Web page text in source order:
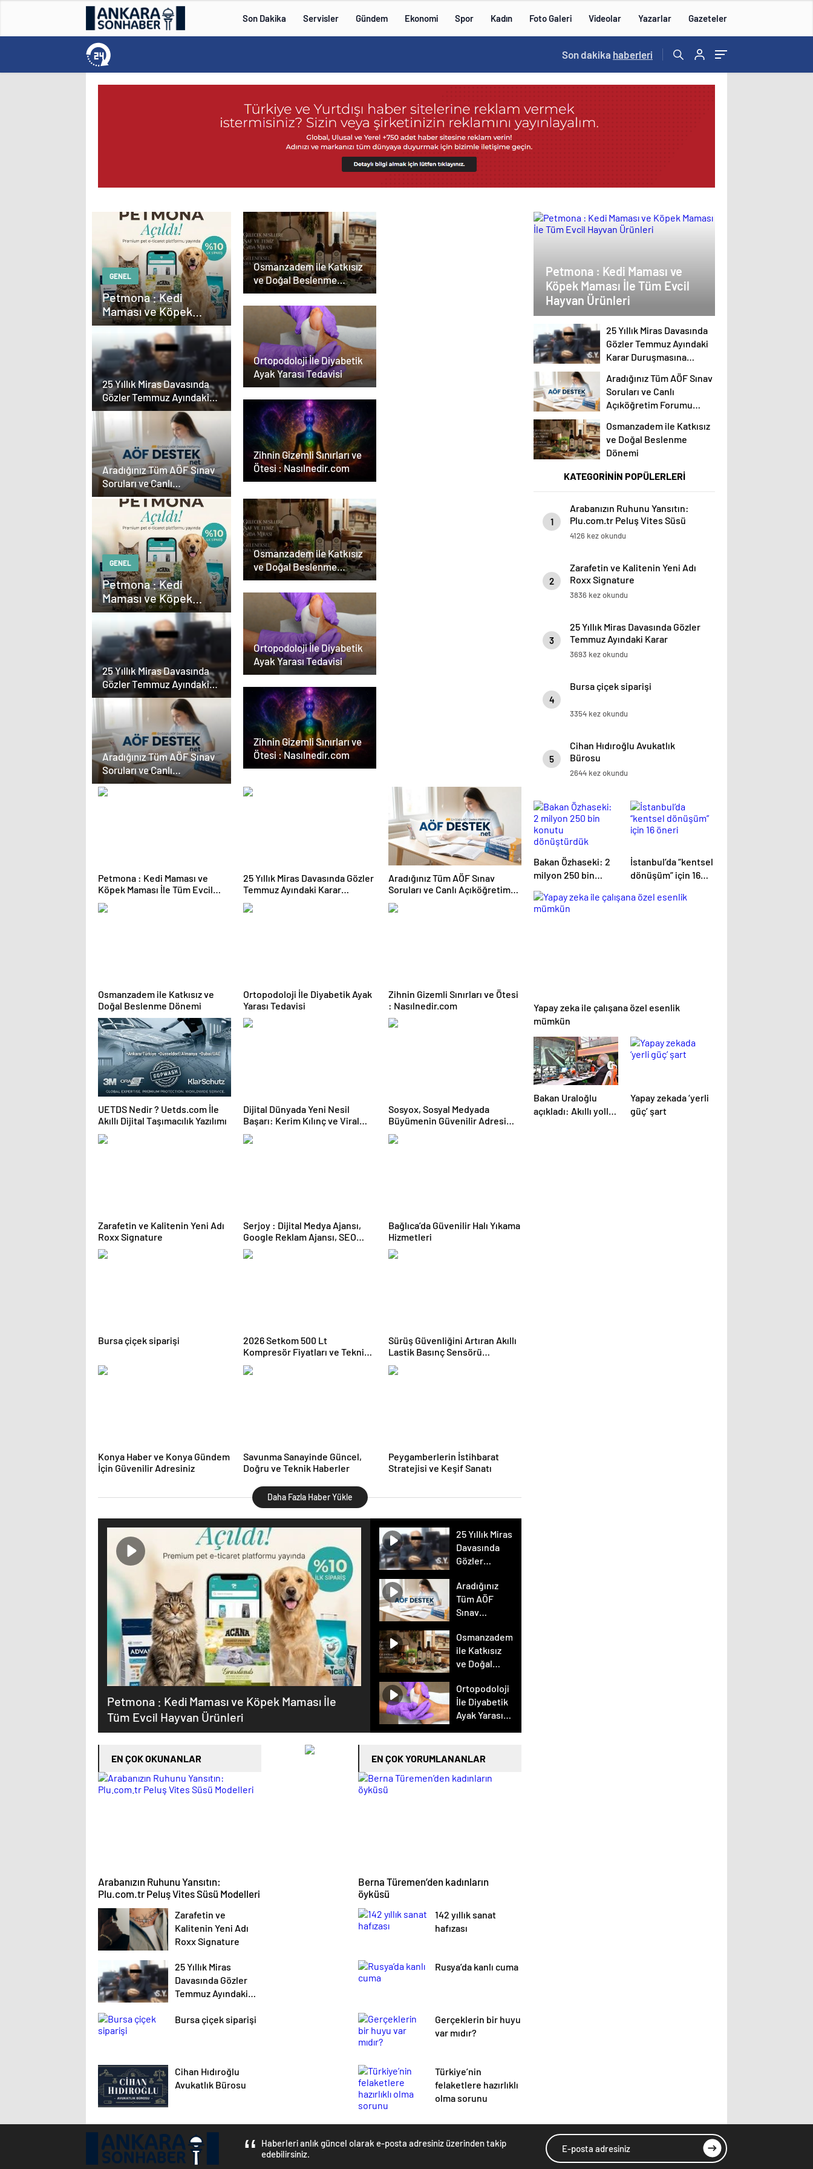
Son Dakika Servisler Gündem Ekonomi Spor Kadın Foto Galeri Videolar Yazarlar Gazeteler
Son dakika haberleri
GENEL
Petmona : Kedi
Maması ve Köpek
Maması İle Tüm Evcil
Hayvan Ürünleri
25 Yıllık Miras Davasında
Gözler Temmuz Ayındaki
Karar Duruşmasına Çevrildi
Aradığınız Tüm AÖF Sınav
Soruları ve Canlı
Açıköğretim Forumu
Burada
Osmanzadem ile Katkısız
ve Doğal Beslenme
Dönemi
Ortopodoloji İle Diyabetik
Ayak Yarası Tedavisi
Zihnin Gizemli Sınırları ve
Ötesi : Nasılnedir.com
GENEL
Petmona : Kedi
Maması ve Köpek
Maması İle Tüm Evcil
Hayvan Ürünleri
25 Yıllık Miras Davasında
Gözler Temmuz Ayındaki
Karar Duruşmasına Çevrildi
Aradığınız Tüm AÖF Sınav
Soruları ve Canlı
Açıköğretim Forumu
Burada
Osmanzadem ile Katkısız
ve Doğal Beslenme
Dönemi
Ortopodoloji İle Diyabetik
Ayak Yarası Tedavisi
Zihnin Gizemli Sınırları ve
Ötesi : Nasılnedir.com
Petmona : Kedi Maması ve
Köpek Maması İle Tüm Evcil
Hayvan Ürünleri
25 Yıllık Miras Davasında Gözler
Temmuz Ayındaki Karar
Duruşmasına Çevrildi
Aradığınız Tüm AÖF Sınav
Soruları ve Canlı Açıköğretim
Forumu Burada
Osmanzadem ile Katkısız ve
Doğal Beslenme Dönemi
Ortopodoloji İle Diyabetik Ayak
Yarası Tedavisi
Zihnin Gizemli Sınırları ve Ötesi
: Nasılnedir.com
UETDS Nedir ? Uetds.com İle
Akıllı Dijital Taşımacılık Yazılımı
Dijital Dünyada Yeni Nesil
Başarı: Kerim Kılınç ve Viral
İçerik Stratejilerinin Yükselişi
Sosyox, Sosyal Medyada
Büyümenin Güvenilir Adresi
Olarak Öne Çıkıyor
Zarafetin ve Kalitenin Yeni Adı
Roxx Signature
Serjoy : Dijital Medya Ajansı,
Google Reklam Ajansı, SEO
Ajansı ve Web Tasarım Ajansı
Bağlıca’da Güvenilir Halı Yıkama
Hizmetleri
Bursa çiçek siparişi
2026 Setkom 500 Lt
Kompresör Fiyatları ve Teknik
Özellikleri
Sürüş Güvenliğini Artıran Akıllı
Lastik Basınç Sensörü
Çözümleri
Konya Haber ve Konya Gündem
İçin Güvenilir Adresiniz
Savunma Sanayinde Güncel,
Doğru ve Teknik Haberler
Peygamberlerin İstihbarat
Stratejisi ve Keşif Sanatı
Daha Fazla Haber Yükle
Petmona : Kedi Maması ve Köpek Maması İle
Tüm Evcil Hayvan Ürünleri
25 Yıllık Miras
Davasında
Gözler
Ayındaki
Karar
Duruşmasına
Aradığınız
Tüm AÖF
Sınav
Canlı
Açıköğretim
Forumu
Osmanzadem
ile Katkısız
ve Doğal
Dönemi
Ortopodoloji
İle Diyabetik
Ayak Yarası
EN ÇOK OKUNANLAR
Arabanızın Ruhunu Yansıtın:
Plu.com.tr Peluş Vites Süsü Modelleri
Zarafetin ve
Kalitenin Yeni Adı
Roxx Signature
25 Yıllık Miras
Davasında Gözler
Temmuz Ayındaki
Çevrildi
Bursa çiçek siparişi
Cihan Hıdıroğlu
Avukatlık Bürosu
EN ÇOK YORUMLANANLAR
Berna Türemen’den kadınların
öyküsü
142 yıllık sanat
hafızası
Rusya’da kanlı cuma
Gerçeklerin bir huyu
var mıdır?
Türkiye’nin
felaketlere hazırlıklı
olma sorunu
Petmona : Kedi Maması ve
Köpek Maması İle Tüm Evcil
Hayvan Ürünleri
25 Yıllık Miras Davasında
Gözler Temmuz Ayındaki
Karar Duruşmasına
Aradığınız Tüm AÖF Sınav
Soruları ve Canlı
Açıköğretim Forumu
Osmanzadem ile Katkısız
ve Doğal Beslenme
Dönemi
KATEGORİNİN POPÜLERLERİ
1
Arabanızın Ruhunu Yansıtın:
Plu.com.tr Peluş Vites Süsü
Modelleri
4126 kez okundu
2
Zarafetin ve Kalitenin Yeni Adı
Roxx Signature
3836 kez okundu
3
25 Yıllık Miras Davasında Gözler
Temmuz Ayındaki Karar
Duruşmasına Çevrildi
3693 kez okundu
4
Bursa çiçek siparişi
3354 kez okundu
5
Cihan Hıdıroğlu Avukatlık
Bürosu
2644 kez okundu
Bakan Özhaseki: 2
milyon 250 bin
dönüştürdük
İstanbul’da “kentsel
dönüşüm” için 16
Yapay zeka ile çalışana özel esenlik
mümkün
Bakan Uraloğlu
açıkladı: Akıllı yollar
Yapay zekada ‘yerli
güç’ şart
Haberleri anlık güncel olarak e-posta adresiniz üzerinden takip
edebilirsiniz.